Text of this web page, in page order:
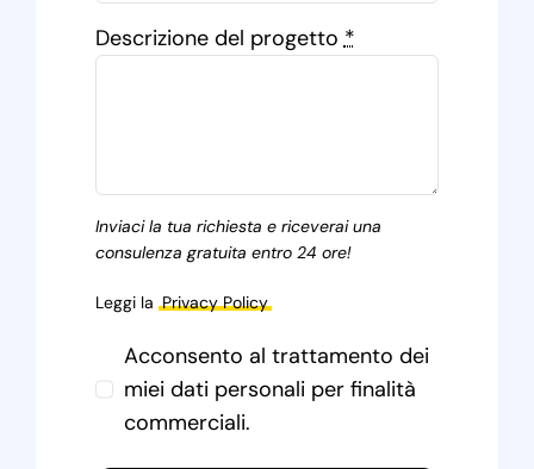
Descrizione del progetto*
Inviaci la tua richiesta e riceverai una
consulenza gratuita entro 24 ore!
Leggi la Privacy Policy
Acconsento al trattamento dei
miei dati personali per finalità
commerciali.